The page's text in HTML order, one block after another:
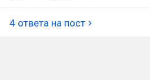
4 ответа на пост